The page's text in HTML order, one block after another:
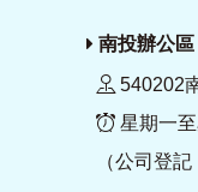
南投辦公區
540202
星期一
（公司登